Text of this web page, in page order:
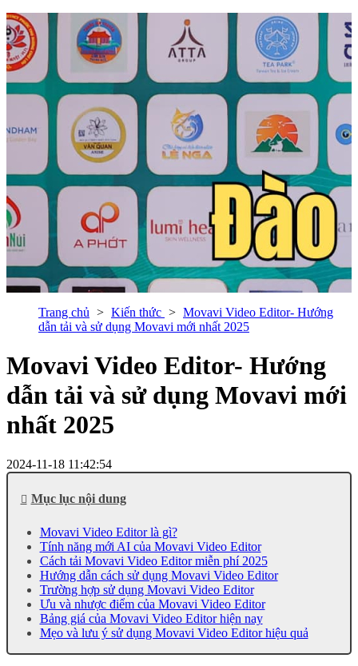
Trang chủ Kiến thức
Movavi Video Editor- Hướng
dẫn tải và sử dụng Movavi mới nhất 2025
Movavi Video Editor- Hướng
dẫn tải và sử dụng Movavi mới
nhất 2025
2024-11-18 11:42:54
Mục lục nội dung
Movavi Video Editor là gì?
Tính năng mới AI của Movavi Video Editor
Cách tải Movavi Video Editor miễn phí 2025
Hướng dẫn cách sử dụng Movavi Video Editor
Trường hợp sử dụng Movavi Video Editor
Ưu và nhược điểm của Movavi Video Editor
Bảng giá của Movavi Video Editor hiện nay
Mẹo và lưu ý sử dụng Movavi Video Editor hiệu quả